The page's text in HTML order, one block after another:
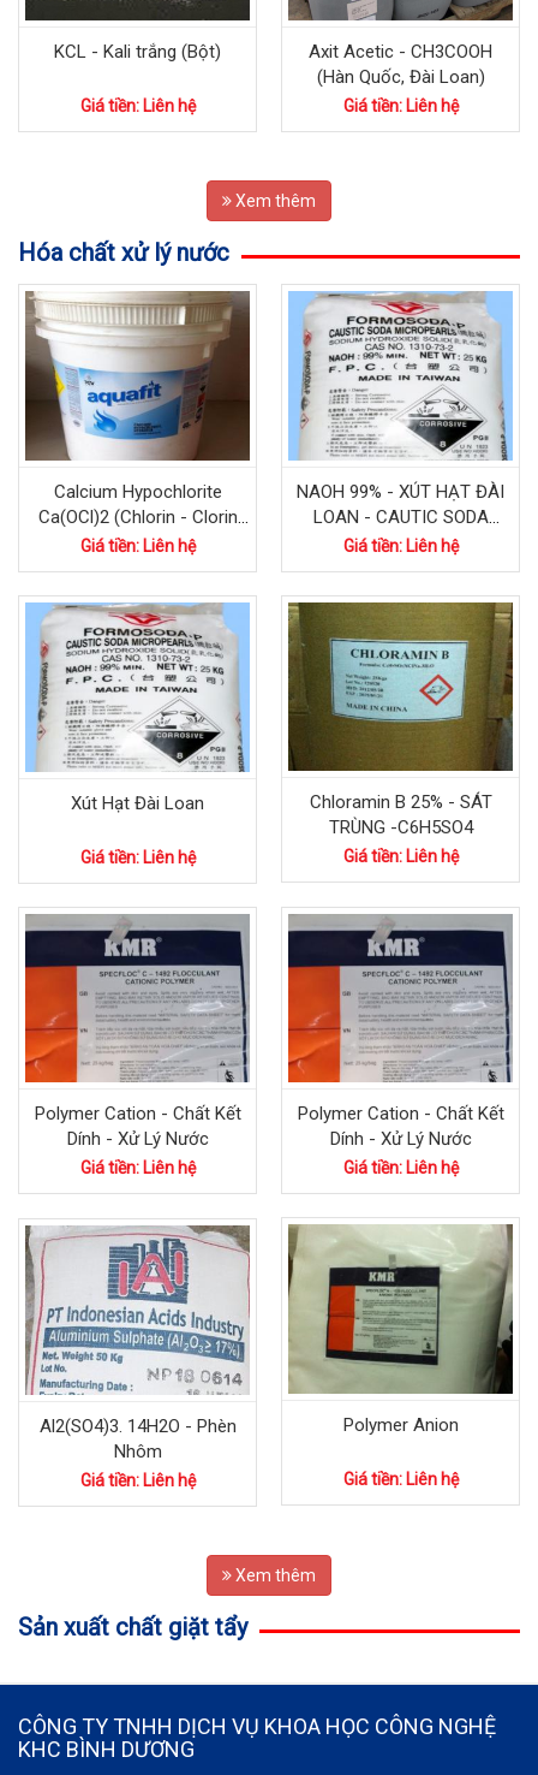
KCL - Kali trắng (Bột)
Giá tiền: Liên hệ
Axit Acetic - CH3COOH
(Hàn Quốc, Đài Loan)
Giá tiền: Liên hệ
Xem thêm
Hóa chất xử lý nước
Calcium Hypochlorite
Ca(OCl)2 (Chlorin - Clorin
Ấn Độ)
Giá tiền: Liên hệ
NAOH 99% - XÚT HẠT ĐÀI
LOAN - CAUTIC SODA
FLAKES
Giá tiền: Liên hệ
Xút Hạt Đài Loan
Giá tiền: Liên hệ
Chloramin B 25% - SÁT
TRÙNG -C6H5SO4
Giá tiền: Liên hệ
Polymer Cation - Chất Kết
Dính - Xử Lý Nước
Giá tiền: Liên hệ
Polymer Cation - Chất Kết
Dính - Xử Lý Nước
Giá tiền: Liên hệ
Polymer Anion
Giá tiền: Liên hệ
Al2(SO4)3. 14H2O - Phèn
Nhôm
Giá tiền: Liên hệ
Xem thêm
Sản xuất chất giặt tẩy
CÔNG TY TNHH DỊCH VỤ KHOA HỌC CÔNG NGHỆ
KHC BÌNH DƯƠNG